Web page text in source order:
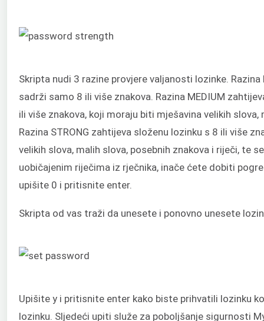
Skripta nudi 3 razine provjere valjanosti lozinke.
sadrži samo 8 ili više znakova. Razina MEDIUM
ili više znakova, koji moraju biti mješavina velikih slova,
Razina STRONG zahtijeva složenu lozinku s 8 ili više
velikih slova, malih slova, posebnih znakova i riječi, te
uobičajenim riječima iz rječnika, inače ćete dobiti
upišite 0 i pritisnite enter.
Skripta od vas traži da unesete i ponovno unesete
Upišite y i pritisnite enter kako biste prihvatili lozinku
lozinku. Sljedeći upiti služe za poboljšanje sigurnosti